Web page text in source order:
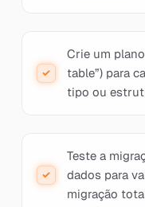
Crie um
table”) para
tipo ou
Teste a
dados para
migração